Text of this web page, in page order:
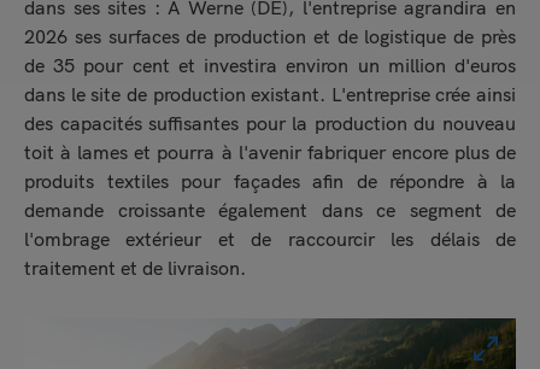
dans ses sites : À Werne (DE), l'entreprise agrandira en
2026 ses surfaces de production et de logistique de près
de 35 pour cent et investira environ un million d'euros
dans le site de production existant. L'entreprise crée ainsi
des capacités suffisantes pour la production du nouveau
toit à lames et pourra à l'avenir fabriquer encore plus de
produits textiles pour façades afin de répondre à la
demande croissante également dans ce segment de
l'ombrage extérieur et de raccourcir les délais de
traitement et de livraison.